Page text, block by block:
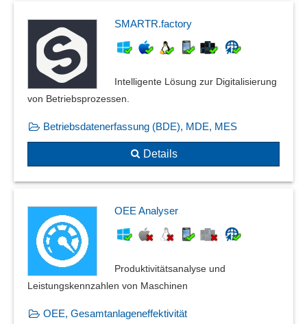
SMARTR.factory
Intelligente Lösung zur Digitalisierung
von Betriebsprozessen.
Betriebsdatenerfassung (BDE), MDE, MES
Details
OEE Analyser
Produktivitätsanalyse und
Leistungskennzahlen von Maschinen
OEE, Gesamtanlageneffektivität